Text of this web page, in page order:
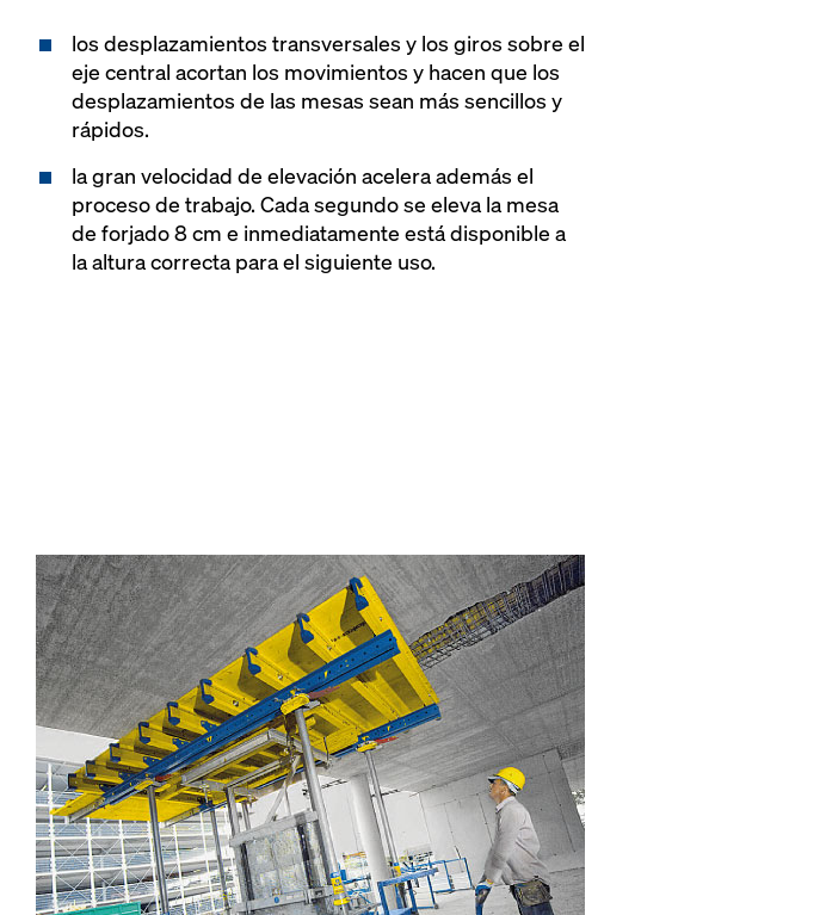
los desplazamientos transversales y los giros sobre el
eje central acortan los movimientos y hacen que los
desplazamientos de las mesas sean más sencillos y
rápidos.
la gran velocidad de elevación acelera además el
proceso de trabajo. Cada segundo se eleva la mesa
de forjado 8 cm e inmediatamente está disponible a
la altura correcta para el siguiente uso.